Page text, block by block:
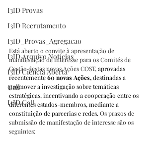
I3ID Provas
I3ID Recrutamento
I3ID_Provas_Agregacao
I3ID Arquivo Notícias
I3ID Ciência Aberta
Call
I3ID Call
Está aberto o convite à apresentação de
manifestação de interesse para os Comités de
Gestão destas novas Ações COST, aprovadas
recentemente60 novas Ações, destinadas a
promover a investigação sobre temáticas
estratégicas, incentivando a cooperação entre os
diferentes estados-membros, mediante a
constituição de parcerias e redes. Os prazos de
submissão de manifestação de interesse são os
seguintes: